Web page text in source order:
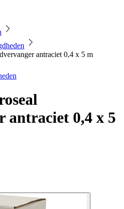
antraciet 0,4 x 5 m
antraciet 0,4 x 5